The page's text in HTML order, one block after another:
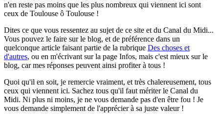
n'en reste pas moins que les plus nombreux qui viennent ici sont
ceux de Toulouse ô Toulouse !
Dites ce que vous ressentez au sujet de ce site et du Canal du Midi...
Vous pouvez le faire sur le blog, et de préférence dans un
quelconque article faisant partie de la rubrique Des choses et
d'autres, ou en m'écrivant sur la page Infos, mais c'est mieux sur le
blog, car mes réponses peuvent ainsi profiter à tous !
Quoi qu'il en soit, je remercie vraiment, et très chalereusement, tous
ceux qui viennent ici. Sachez tous qu'il faut mériter le Canal du
Midi. Ni plus ni moins, je ne vous demande pas d'en être fou ! Je
vous demande simplement de l'apprécier à sa juste valeur !